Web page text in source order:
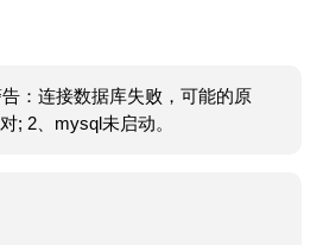
：连接数据库失败，可能的原
; 2、mysql未启动。